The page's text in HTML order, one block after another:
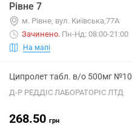
Рівне 7
м. Рівне, вул. Київська,77А
Зачинено. Пн-Нд: 08:00-21:00
На мапі
Ципролет табл. в/о 500мг №10
Д-Р РЕДДІС ЛАБОРАТОРІС ЛТД
268.50 грн